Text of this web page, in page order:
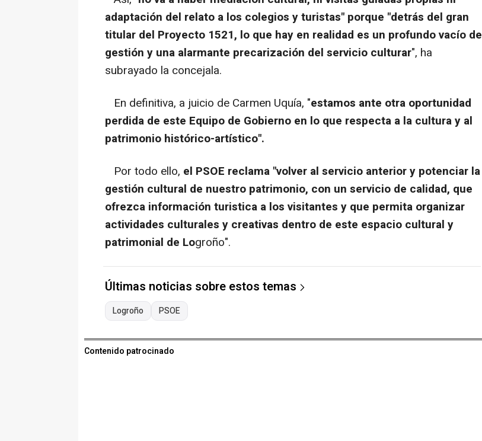
adaptación del relato a los colegios y turistas" porque "detrás del gran
titular del Proyecto 1521, lo que hay en realidad es un profundo vacío de
gestión y una alarmante precarización del servicio culturar", ha
subrayado la concejala.
En definitiva, a juicio de Carmen Uquía, "estamos ante otra oportunidad
perdida de este Equipo de Gobierno en lo que respecta a la cultura y al
patrimonio histórico-artístico".
Por todo ello, el PSOE reclama "volver al servicio anterior y potenciar la
gestión cultural de nuestro patrimonio, con un servicio de calidad, que
ofrezca información turistica a los visitantes y que permita organizar
actividades culturales y creativas dentro de este espacio cultural y
patrimonial de Logroño".
Últimas noticias sobre estos temas
Logroño PSOE
Contenido patrocinado